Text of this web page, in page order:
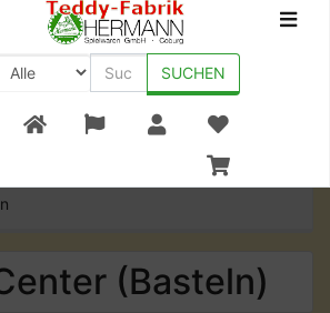
+49 (0) 9561-8590-0
SUCHEN
(Basteln)